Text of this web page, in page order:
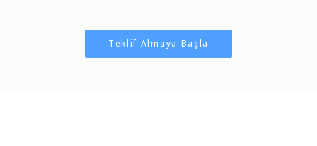
Teklif Almaya Başla